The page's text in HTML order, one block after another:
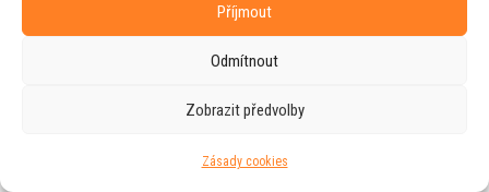
Příjmout
Odmítnout
Zobrazit předvolby
Zásady cookies